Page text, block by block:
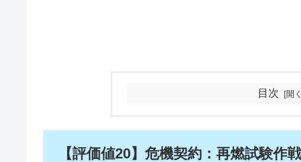
目次
【評価値20】危機契約：再燃試験